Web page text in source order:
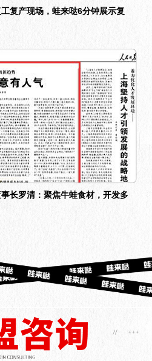
复产现场，蛙来哒6分钟展示复
事长罗清：聚焦牛蛙食材，开发多